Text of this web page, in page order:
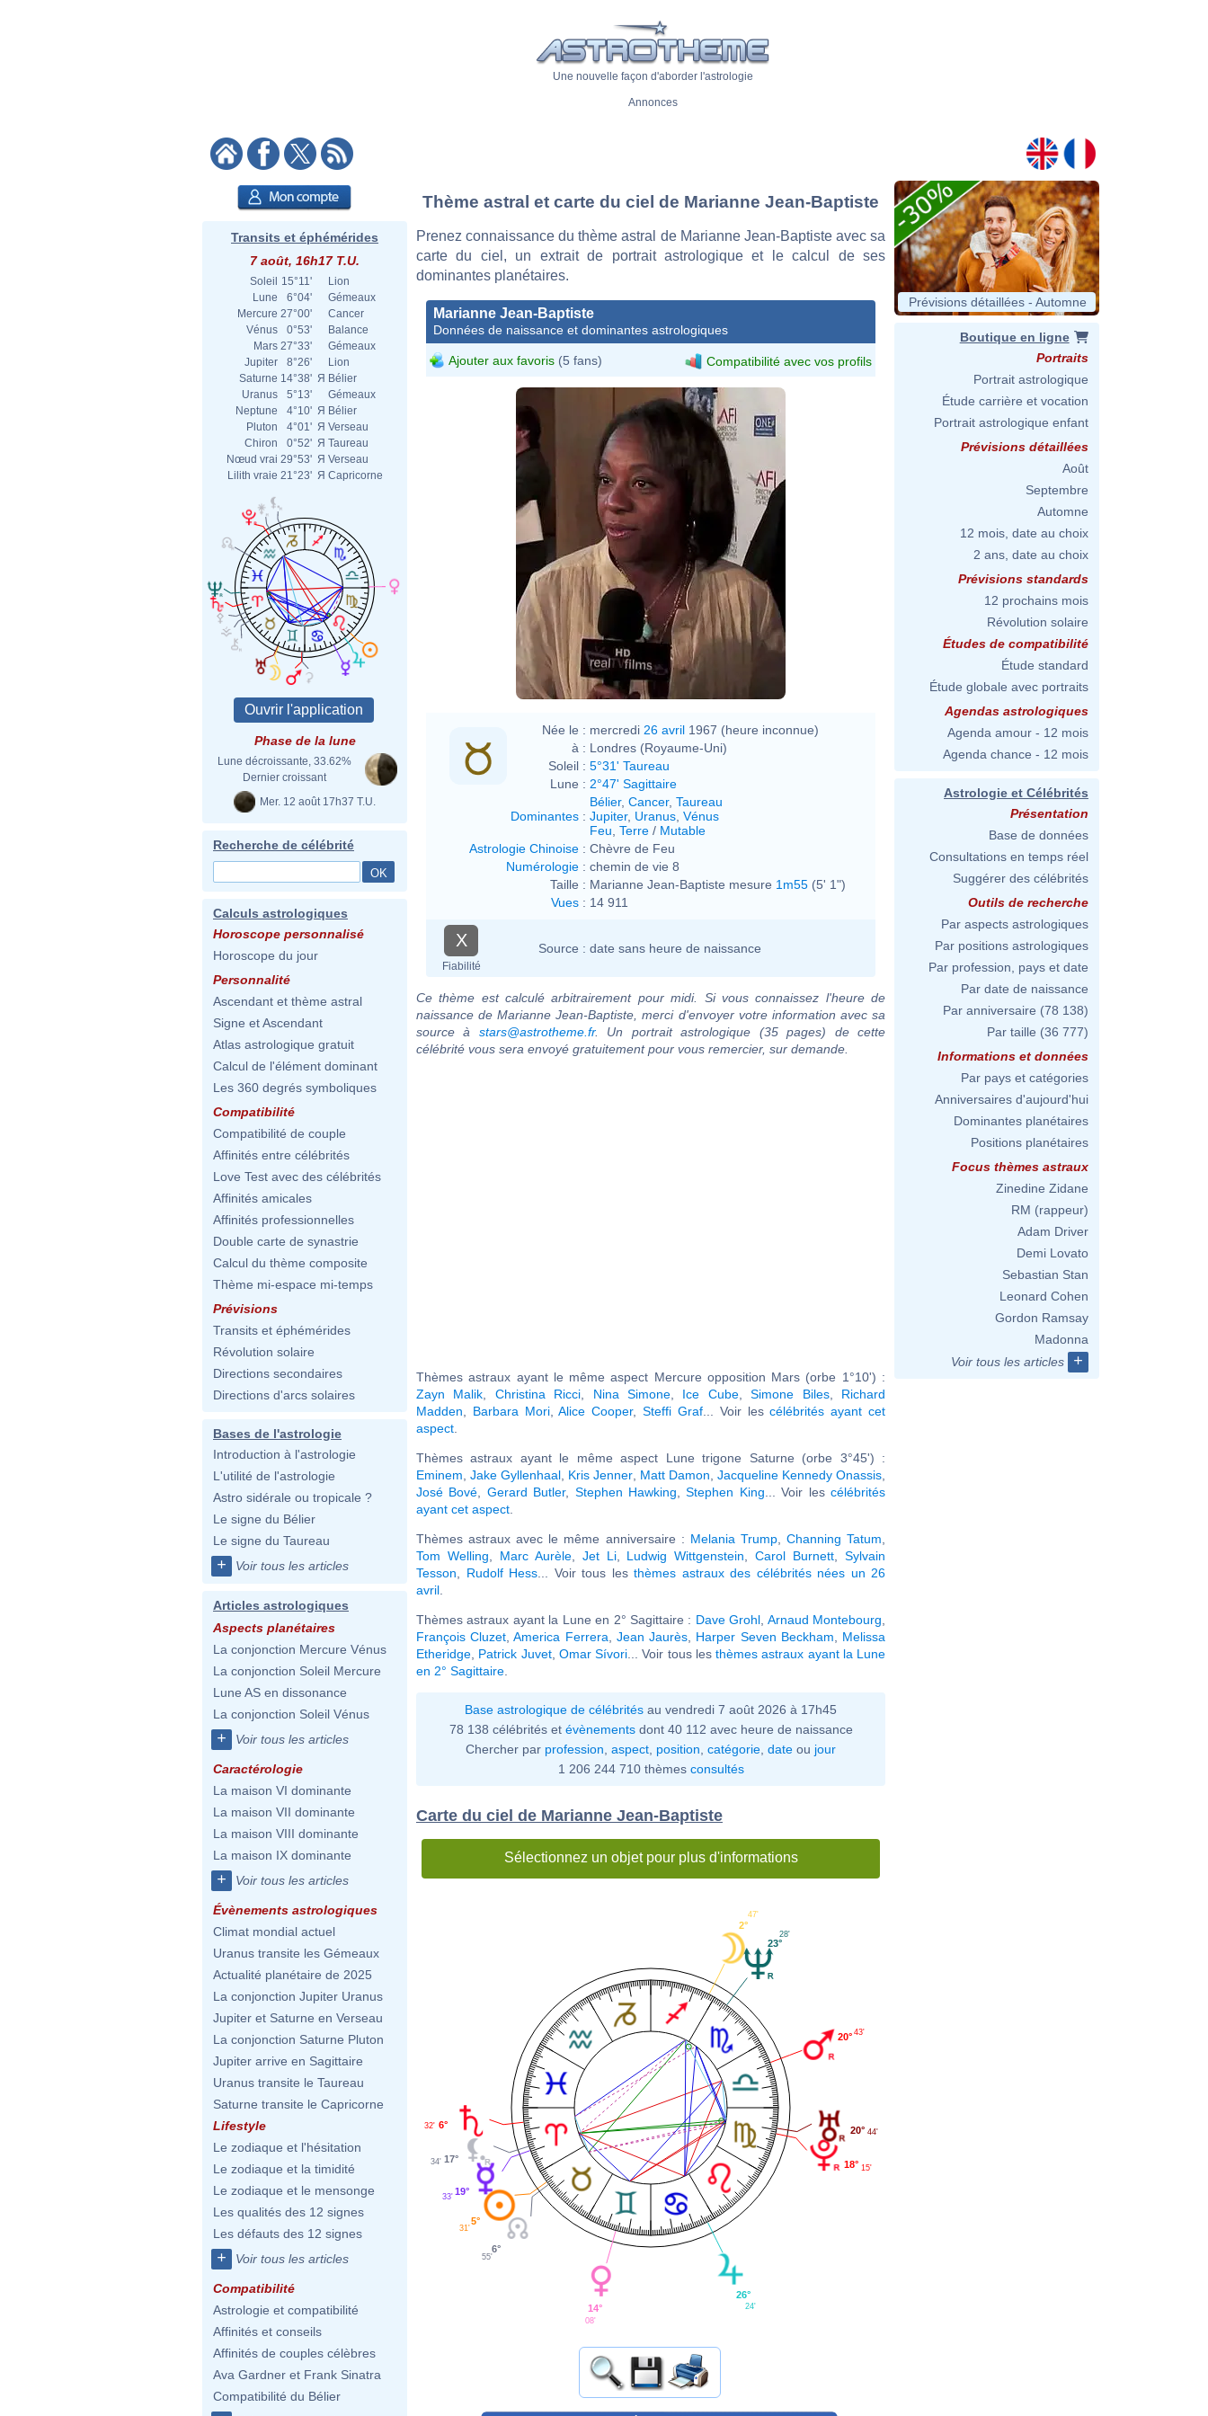
Une nouvelle façon d'aborder l'astrologie
Annonces
Transits et éphémérides
7 août, 16h17 T.U.
Soleil 15°11'
Lion
Lune
6°04'
Gémeaux
Mercure 27°00'
Cancer
Vénus
0°53'
Balance
Mars 27°33'
Gémeaux
Jupiter
8°26'
Lion
Saturne 14°38' Я Bélier
Uranus
5°13'
Gémeaux
Neptune
4°10' Я Bélier
Pluton
4°01' Я Verseau
Chiron
0°52' Я Taureau
Nœud vrai 29°53' Я Verseau
Lilith vraie 21°23' Я Capricorne
Phase de la lune
Lune décroissante, 33.62%
Dernier croissant
Mer. 12 août 17h37 T.U.
Recherche de célébrité
Calculs astrologiques
Horoscope personnalisé
Horoscope du jour
Personnalité
Ascendant et thème astral
Signe et Ascendant
Atlas astrologique gratuit
Calcul de l'élément dominant
Les 360 degrés symboliques
Compatibilité
Compatibilité de couple
Affinités entre célébrités
Love Test avec des célébrités
Affinités amicales
Affinités professionnelles
Double carte de synastrie
Calcul du thème composite
Thème mi-espace mi-temps
Prévisions
Transits et éphémérides
Révolution solaire
Directions secondaires
Directions d'arcs solaires
Bases de l'astrologie
Introduction à l'astrologie
L'utilité de l'astrologie
Astro sidérale ou tropicale ?
Le signe du Bélier
Le signe du Taureau
+ Voir tous les articles
Articles astrologiques
Aspects planétaires
La conjonction Mercure Vénus
La conjonction Soleil Mercure
Lune AS en dissonance
La conjonction Soleil Vénus
+ Voir tous les articles
Caractérologie
La maison VI dominante
La maison VII dominante
La maison VIII dominante
La maison IX dominante
+ Voir tous les articles
Évènements astrologiques
Climat mondial actuel
Uranus transite les Gémeaux
Actualité planétaire de 2025
La conjonction Jupiter Uranus
Jupiter et Saturne en Verseau
La conjonction Saturne Pluton
Jupiter arrive en Sagittaire
Uranus transite le Taureau
Saturne transite le Capricorne
Lifestyle
Le zodiaque et l'hésitation
Le zodiaque et la timidité
Le zodiaque et le mensonge
Les qualités des 12 signes
Les défauts des 12 signes
+ Voir tous les articles
Compatibilité
Astrologie et compatibilité
Affinités et conseils
Affinités de couples célèbres
Ava Gardner et Frank Sinatra
Compatibilité du Bélier
Thème astral et carte du ciel de Marianne Jean-Baptiste
Prenez connaissance du thème astral de Marianne Jean-Baptiste avec sa
carte du ciel, un extrait de portrait astrologique et le calcul de ses
dominantes planétaires.
Marianne Jean-Baptiste
Données de naissance et dominantes astrologiques
Ajouter aux favoris (5 fans) Compatibilité avec vos profils
Née le : mercredi 26 avril 1967 (heure inconnue)
à : Londres (Royaume-Uni)
Soleil : 5°31' Taureau
Lune : 2°47' Sagittaire
Dominantes :
Bélier, Cancer, Taureau
Jupiter, Uranus Vénus
Feu Terre / Mutable
Astrologie Chinoise : Chèvre de Feu
Numérologie : chemin de vie 8
Taille : Marianne Jean-Baptiste mesure 1m55 (5' 1")
Vues : 14 911
X
Fiabilité
Source : date sans heure de naissance
Ce thème est calculé arbitrairement pour midi. Si vous connaissez l'heure de
naissance de Marianne Jean-Baptiste, merci d'envoyer votre information avec sa
source à stars@astrotheme.fr. Un portrait astrologique (35 pages) de cette
célébrité vous sera envoyé gratuitement pour vous remercier, sur demande.
Thèmes astraux ayant le même aspect Mercure opposition Mars (orbe 1°10') :
Zayn Malik
Christina Ricci Nina Simone Ice Cube,Simone Biles, Richard
Madden
Barbara Mori,Alice Cooper,Steffi Graf... Voir lescélébrités ayant cet
aspect
Thèmes astraux ayant le même aspect Lune trigone Saturne (orbe 3°45') :
Eminem ,Jake Gyllenhaal Kris Jenner, Matt Damon Jacqueline Kennedy Onassis
José Bové
Gerard Butler, Stephen Hawking ,Stephen King ... Voir lescélébrités
ayant cet aspect
Thèmes astraux avec le même anniversaire : Melania Trump, Channing Tatum
Tom Welling
Marc Aurèle, Jet Li, Ludwig Wittgenstein ,Carol Burnett ,Sylvain
Tesson
Rudolf Hess ... Voir tous les thèmes astraux des célébrités nées un 26
avril
Thèmes astraux ayant la Lune en 2° Sagittaire : Dave Grohl Arnaud Montebourg
François Cluzet ,America Ferrera Jean Jaurès Harper Seven Beckham
Melissa
Etheridge Patrick Juvet, Omar Sívori ... Voir tous les thèmes astraux ayant la Lune
en 2° Sagittaire
Base astrologique de célébrités au vendredi 7 août 2026 à 17h45
78 138 célébrités et évènementsdont 40 112 avec heure de naissance
Chercher par profession aspect position catégorie date ou jour
1 206 244 710 thèmes consultés
Carte du ciel de Marianne Jean-Baptiste
Sélectionnez un objet pour plus d'informations
20° 43'
23°
28'
2°
47'
6°
32'
17°
34'
19°
33'
5°
31'
6°
55'
14°
08'
26°
24'
18° 15'
20° 44'
Prévisions détaillées - Automne
Boutique en ligne
Portraits
Portrait astrologique
Étude carrière et vocation
Portrait astrologique enfant
Prévisions détaillées
Août
Septembre
Automne
12 mois, date au choix
2 ans, date au choix
Prévisions standards
12 prochains mois
Révolution solaire
Études de compatibilité
Étude standard
Étude globale avec portraits
Agendas astrologiques
Agenda amour - 12 mois
Agenda chance - 12 mois
Astrologie et Célébrités
Présentation
Base de données
Consultations en temps réel
Suggérer des célébrités
Outils de recherche
Par aspects astrologiques
Par positions astrologiques
Par profession, pays et date
Par date de naissance
Par anniversaire (78 138)
Par taille (36 777)
Informations et données
Par pays et catégories
Anniversaires d'aujourd'hui
Dominantes planétaires
Positions planétaires
Focus thèmes astraux
Zinedine Zidane
RM (rappeur)
Adam Driver
Demi Lovato
Sebastian Stan
Leonard Cohen
Gordon Ramsay
Madonna
Voir tous les articles
+